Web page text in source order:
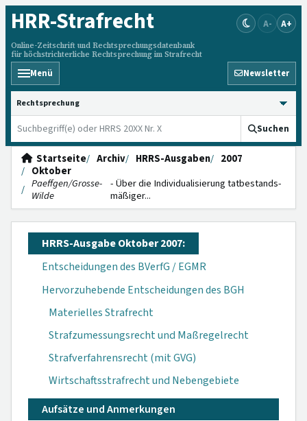
HRR-Strafrecht
Online-Zeitschrift und Rechtsprechungsdatenbank
für höchstrichterliche Rechtsprechung im Strafrecht
A- A+
Menü Newsletter
HRRS durchsuchen
Suchen
Startseite Archiv HRRS-Ausgaben
2007
Oktober
Paeffgen/Grosse-
Wilde
- Über die Individuali­sierung tatbestands­
mäßiger...
HRRS-Ausgabe Oktober 2007:
Entscheidungen des BVerfG / EGMR
Hervorzuhebende Entscheidungen des BGH
Materielles Strafrecht
Strafzumessungsrecht und Maßregelrecht
Strafverfahrensrecht (mit GVG)
Wirtschaftsstrafrecht und Nebengebiete
Aufsätze und Anmerkungen